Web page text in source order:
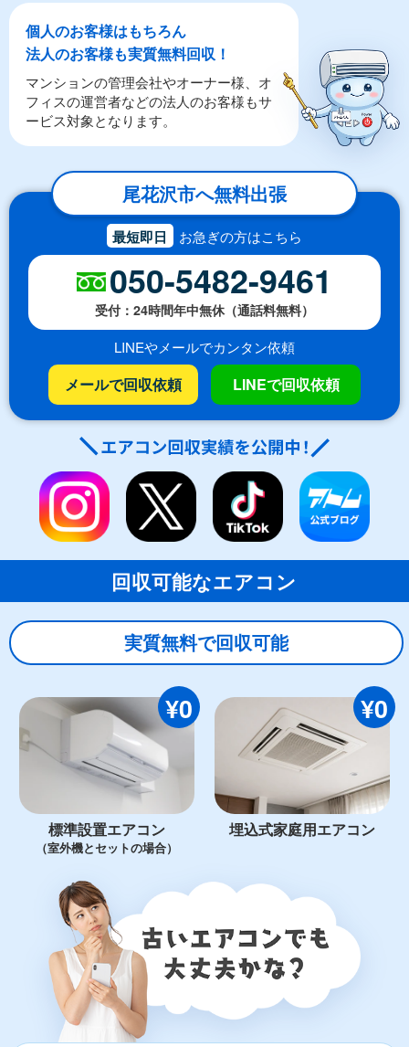
個人のお客様はもちろん
法人のお客様も実質無料回収！
マンションの管理会社やオーナー様、オ
フィスの運営者などの法人のお客様もサ
ービス対象となります。
尾花沢市へ無料出張
最短即日 お急ぎの方はこちら
050-5482-9461
受付：24時間年中無休（通話料無料）
LINEやメールでカンタン依頼
メールで回収依頼 LINEで回収依頼
回収可能なエアコン
実質無料で回収可能
¥0
標準設置エアコン
（室外機とセットの場合）
¥0
埋込式家庭用エアコン